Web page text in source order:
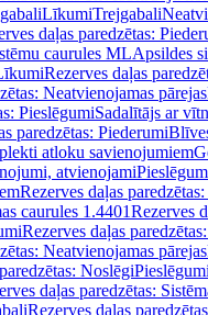
LīkumiTrejgabali
daļas paredzētas:
caurules MLApsildes
Rezerves daļas
Neatvienojamas pārejas
PieslēgumiSadalītājs ar
paredzētas: Piederumi
atloku savienojumiem
atvienojami
Rezerves daļas
caurules 1.4401Rezerves
Rezerves daļas
Neatvienojamas pārejas
NoslēgiPieslēgumi
daļas paredzētas:
Rezerves daļas